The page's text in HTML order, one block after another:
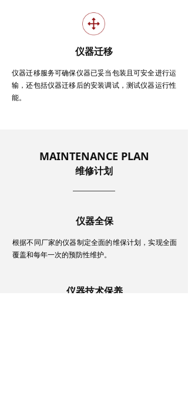
仪器迁移
仪器迁移服务可确保仪器已妥当包装且可安全进行运
输，还包括仪器迁移后的安装调试，测试仪器运行性
能。
MAINTENANCE PLAN
维修计划
——————
仪器全保
根据不同厂家的仪器制定全面的维保计划，实现全面
覆盖和每年一次的预防性维护。
仪器技术保养